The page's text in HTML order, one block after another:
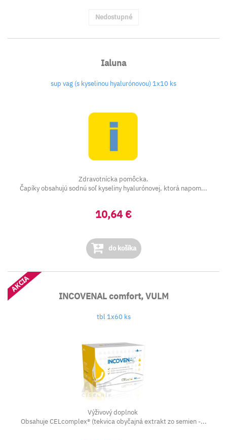
Nedostupné
Ialuna
sup vag (s kyselinou hyalurónovou) 1x10 ks
Zdravotnícka pomôcka.
Čapíky obsahujú sodnú soľ kyseliny hyalurónovej, ktorá napom...
10,64 €
do košíka
INCOVENAL comfort, VULM
tbl 1x60 ks
AKCIA
Výživový doplnok
Obsahuje CELcomplex® (tekvica obyčajná extrakt zo semien -...